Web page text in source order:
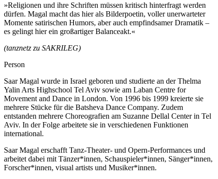
»Religionen und ihre Schriften müssen kritisch hinterfragt werden
dürfen. Magal macht das hier als Bilderpoetin, voller unerwarteter
Momente satirischen Humors, aber auch empfindsamer Dramatik –
es gelingt hier ein großartiger Balanceakt.«
(tanznetz zu SAKRILEG)
Person
Saar Magal wurde in Israel geboren und studierte an der Thelma
Yalin Arts Highschool Tel Aviv sowie am Laban Centre for
Movement and Dance in London. Von 1996 bis 1999 kreierte sie
mehrere Stücke für die Batsheva Dance Company. Zudem
entstanden mehrere Choreografien am Suzanne Dellal Center in Tel
Aviv. In der Folge arbeitete sie in verschiedenen Funktionen
international.
Saar Magal erschafft Tanz-Theater- und Opern-Performances und
arbeitet dabei mit Tänzer*innen, Schauspieler*innen, Sänger*innen,
Forscher*innen, visual artists und Musiker*innen.